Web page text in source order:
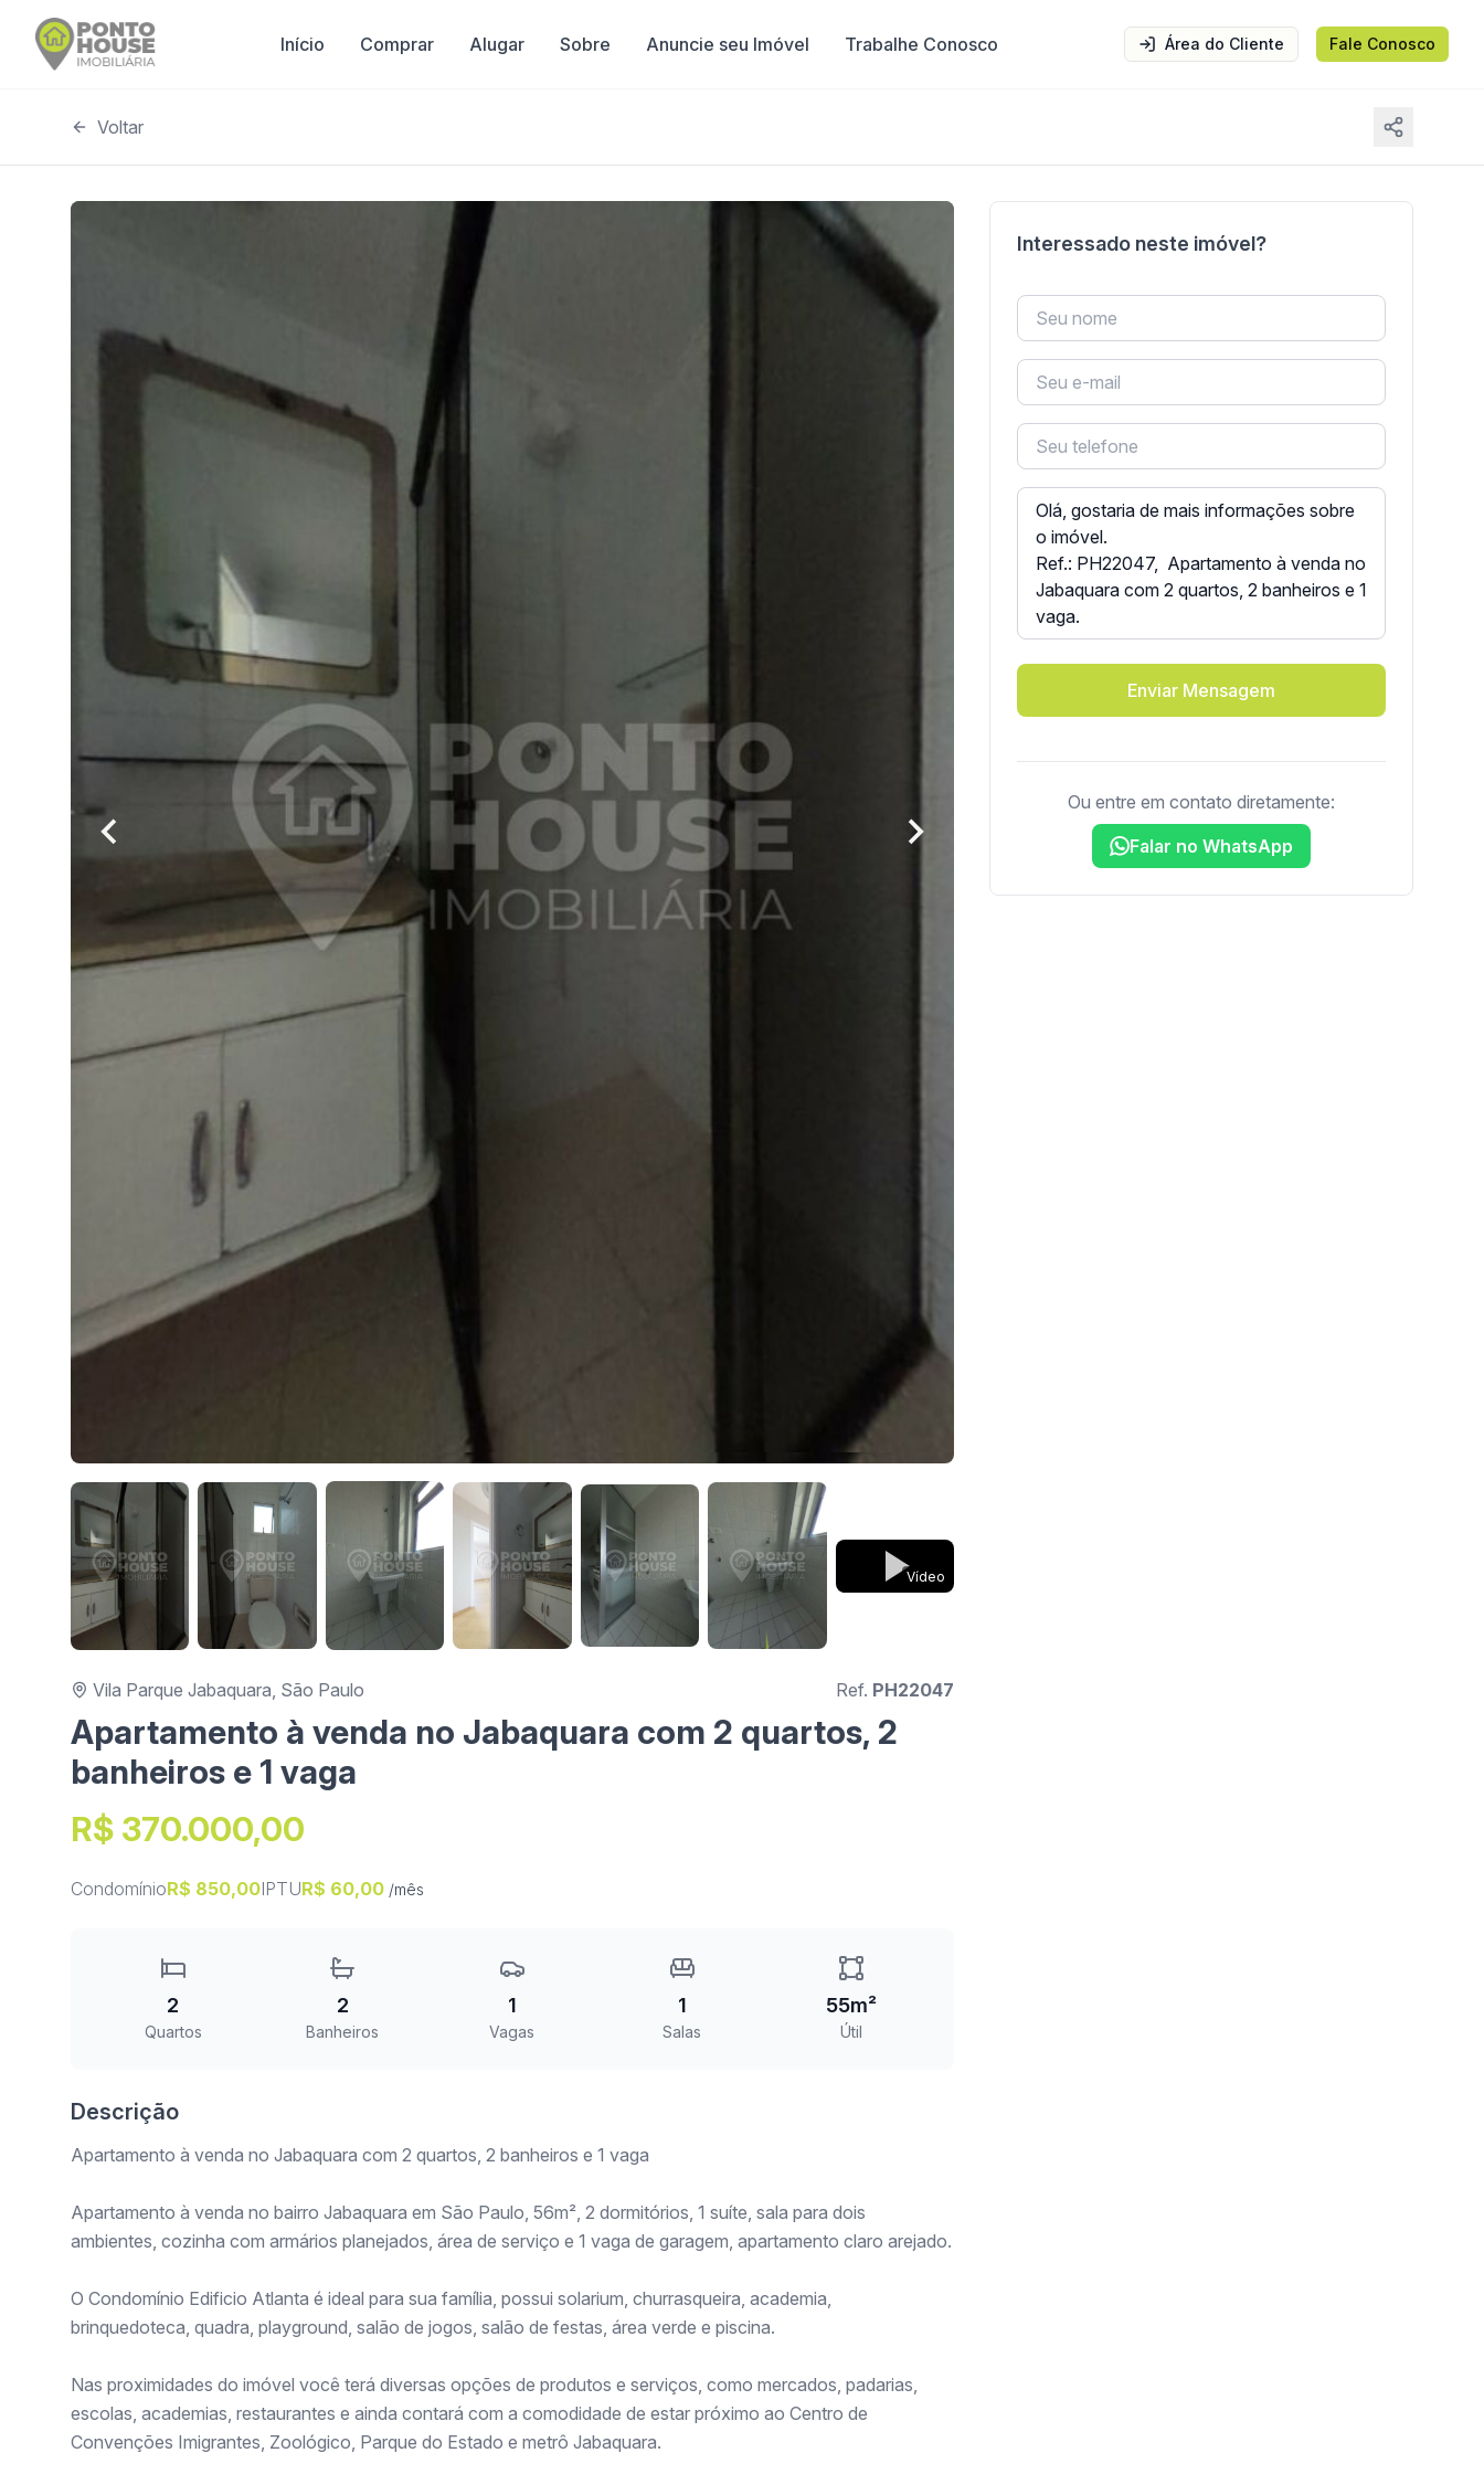
Início Comprar Alugar Sobre Anuncie seu Imóvel Trabalhe Conosco Área do Cliente Fale Conosco
Voltar
Vídeo
Vila Parque Jabaquara, São Paulo Ref. PH22047
Apartamento à venda no Jabaquara com 2 quartos, 2
banheiros e 1 vaga
R$ 370.000,00
CondomínioR$ 850,00IPTUR$ 60,00 /mês
2
Quartos
2
Banheiros
1
Vagas
1
Salas
55m²
Útil
Descrição
Apartamento à venda no Jabaquara com 2 quartos, 2 banheiros e 1 vaga
Apartamento à venda no bairro Jabaquara em São Paulo, 56m², 2 dormitórios, 1 suíte, sala para dois
ambientes, cozinha com armários planejados, área de serviço e 1 vaga de garagem, apartamento claro arejado.
O Condomínio Edificio Atlanta é ideal para sua família, possui solarium, churrasqueira, academia,
brinquedoteca, quadra, playground, salão de jogos, salão de festas, área verde e piscina.
Nas proximidades do imóvel você terá diversas opções de produtos e serviços, como mercados, padarias,
escolas, academias, restaurantes e ainda contará com a comodidade de estar próximo ao Centro de
Convenções Imigrantes, Zoológico, Parque do Estado e metrô Jabaquara.
Interessado neste imóvel?
Enviar Mensagem
Ou entre em contato diretamente:
Falar no WhatsApp